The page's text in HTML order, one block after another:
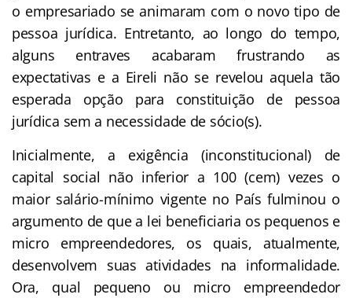
o empresariado se animaram com o novo tipo de
pessoa jurídica. Entretanto, ao longo do tempo,
alguns entraves acabaram frustrando as
expectativas e a Eireli não se revelou aquela tão
esperada opção para constituição de pessoa
jurídica sem a necessidade de sócio(s).
Inicialmente, a exigência (inconstitucional) de
capital social não inferior a 100 (cem) vezes o
maior salário-mínimo vigente no País fulminou o
argumento de que a lei beneficiaria os pequenos e
micro empreendedores, os quais, atualmente,
desenvolvem suas atividades na informalidade.
Ora, qual pequeno ou micro empreendedor